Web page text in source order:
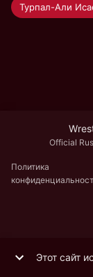
Турпал-Али
Official
Политика
Этот сайт